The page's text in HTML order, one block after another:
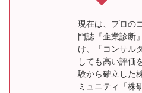
現在は、プロの
門誌『企業診断
け、「コンサル
しても高い評価
験から確立した
ミュニティ「株